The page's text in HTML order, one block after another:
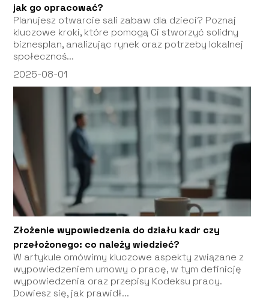
jak go opracować?
Planujesz otwarcie sali zabaw dla dzieci? Poznaj
kluczowe kroki, które pomogą Ci stworzyć solidny
biznesplan, analizując rynek oraz potrzeby lokalnej
społecznoś...
2025-08-01
Złożenie wypowiedzenia do działu kadr czy
przełożonego: co należy wiedzieć?
W artykule omówimy kluczowe aspekty związane z
wypowiedzeniem umowy o pracę, w tym definicję
wypowiedzenia oraz przepisy Kodeksu pracy.
Dowiesz się, jak prawidł...